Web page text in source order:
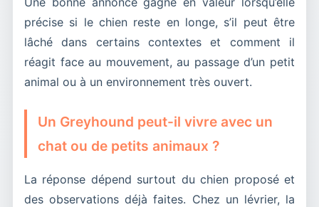
précise si le chien reste en longe, s’il peut être
lâché dans certains contextes et comment il
réagit face au mouvement, au passage d’un petit
animal ou à un environnement très ouvert.
Un Greyhound peut-il vivre avec un
chat ou de petits animaux ?
La réponse dépend surtout du chien proposé et
des observations déjà faites. Chez un lévrier, la